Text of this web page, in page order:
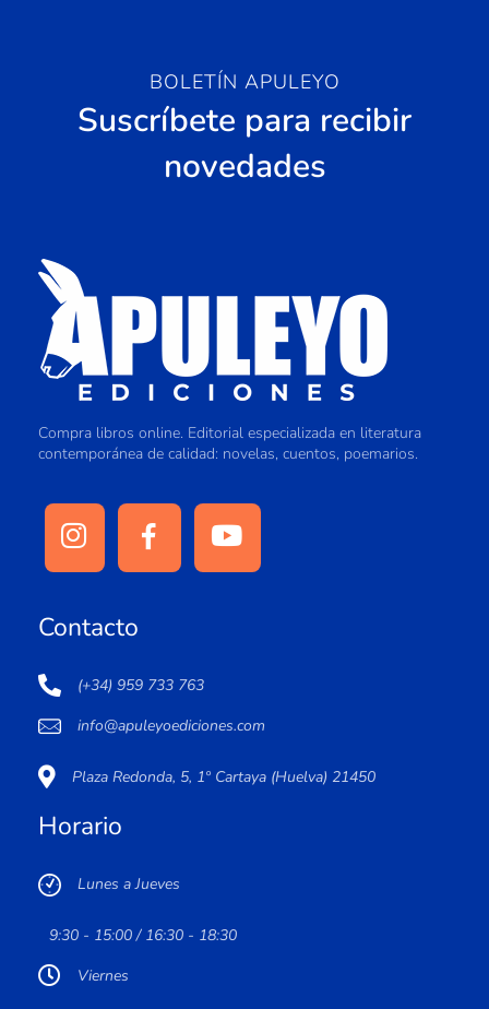
BOLETÍN APULEYO
Suscríbete para recibir
novedades
Compra libros online. Editorial especializada en literatura
contemporánea de calidad: novelas, cuentos, poemarios.
Contacto
(+34) 959 733 763
info@apuleyoediciones.com
Plaza Redonda, 5, 1º Cartaya (Huelva) 21450
Horario
Lunes a Jueves
9:30 - 15:00 / 16:30 - 18:30
Viernes